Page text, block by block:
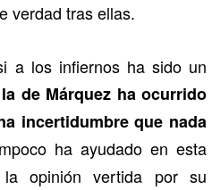
verdad tras ellas.
a los infiernos ha sido un
la de Márquez ha ocurrido
incertidumbre que nada
ha ayudado en esta
la opinión vertida por su